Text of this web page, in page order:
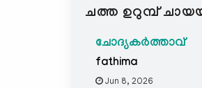
ചത്ത ഉറുമ്പ്
ചോദ്യകർത്താവ്
fathima
Jun 8, 2026